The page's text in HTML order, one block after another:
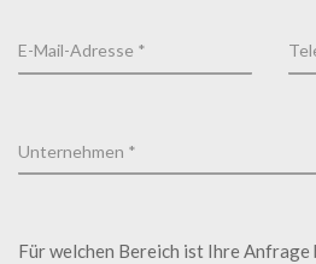
Für welchen Bereich ist Ihre Anfrage